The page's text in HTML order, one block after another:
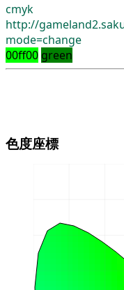
cmyk
http://
mode=change
00ff00 green
色度座標